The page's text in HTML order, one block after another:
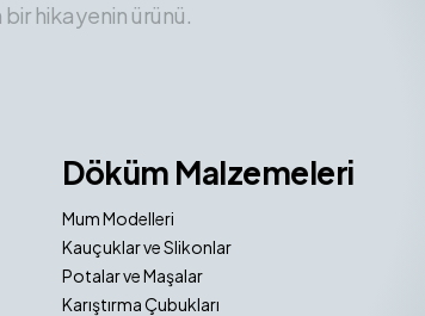
hikayenin ürünü.
Döküm Malzemeleri
Mum Modelleri
Kauçuklar ve Slikonlar
Potalar ve Maşalar
Karıştırma Çubukları